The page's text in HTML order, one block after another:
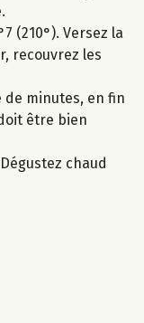
(210°). Versez la
recouvrez les
minutes, en fin
être bien
chaud